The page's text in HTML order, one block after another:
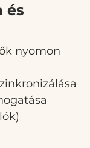
és
nyomon